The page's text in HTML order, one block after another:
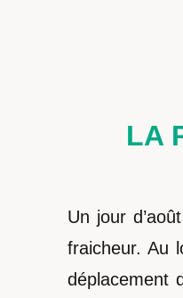
LA
Un jour
fraicheur. Au
déplacement